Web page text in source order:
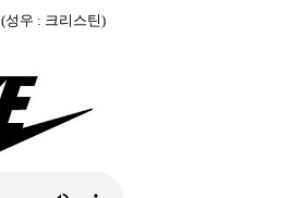
(성우 : 크리스틴)